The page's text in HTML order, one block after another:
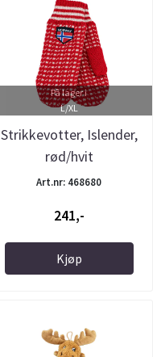
På lager i
L/XL
Strikkevotter, Islender,
rød/hvit
Art.nr: 468680
241,-
Kjøp